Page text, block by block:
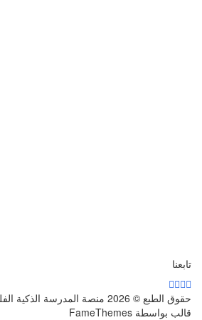
تابعنا
حقوق الطبع © 2026 منصة المدرسة الذكية الفلسطينية
قالب بواسطة FameThemes